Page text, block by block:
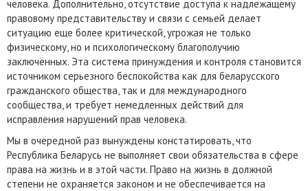
человека. Дополнительно, отсутствие доступа к надлежащему
правовому представительству и связи с семьей делает
ситуацию еще более критической, угрожая не только
физическому, но и психологическому благополучию
заключённых. Эта система принуждения и контроля становится
источником серьезного беспокойства как для беларусского
гражданского общества, так и для международного
сообщества, и требует немедленных действий для
исправления нарушений прав человека.
Мы в очередной раз вынуждены констатировать, что
Республика Беларусь не выполняет свои обязательства в сфере
права на жизнь и в этой части. Право на жизнь в должной
степени не охраняется законом и не обеспечивается на